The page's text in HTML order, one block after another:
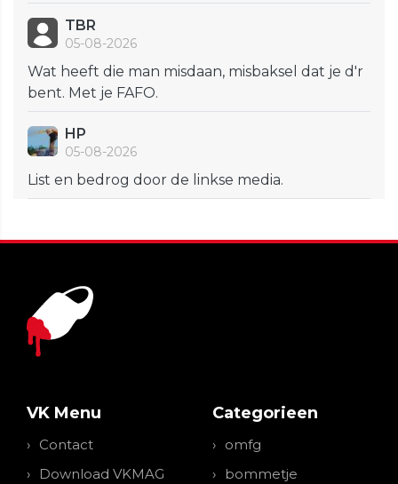
TBR
05-08-2026
Wat heeft die man misdaan, misbaksel dat je d'r
bent. Met je FAFO.
HP
05-08-2026
List en bedrog door de linkse media.
VK Menu
Contact
Download VKMAG
Categorieen
omfg
bommetje